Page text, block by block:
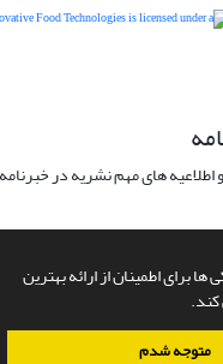
برای اطمینان از ارائه بهترین
متوجه شدم
اطلاعیه های مهم نشریه در